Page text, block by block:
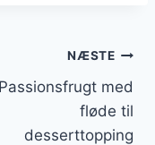
NÆSTE
Passionsfrugt med
fløde til
desserttopping